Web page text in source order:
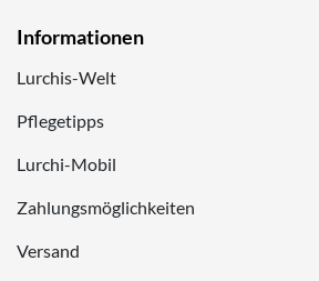
Informationen
Lurchis-Welt
Pflegetipps
Lurchi-Mobil
Zahlungsmöglichkeiten
Versand